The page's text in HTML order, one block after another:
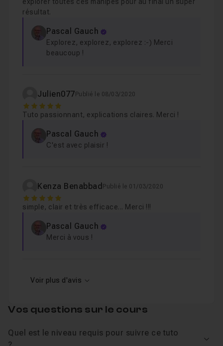
résultat.
Pascal Gauch
Explorez, explorez, explorez :-) Merci
beaucoup !
Julien077 Publié le 08/03/2020
5
Tuto passionnant, explications claires. Merci !
Pascal Gauch
C'est avec plaisir !
Kenza Benabbad Publié le 01/03/2020
5
simple, clair et très efficace... Merci !!!
Pascal Gauch
Merci à vous !
Voir plus d'avis
Vos questions sur le cours
Quel est le niveau requis pour suivre ce tuto